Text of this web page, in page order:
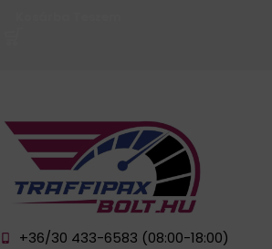
+36/30 433-6583 (08:00-18:00)